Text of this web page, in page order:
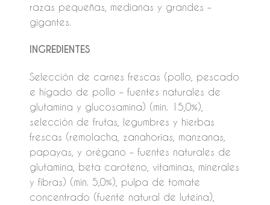
razas pequeñas, medianas y grandes –
gigantes.
INGREDIENTES
Selección de carnes frescas (pollo, pescado
e hígado de pollo – fuentes naturales de
glutamina y glucosamina) (min. 15,0%),
selección de frutas, legumbres y hierbas
frescas (remolacha, zanahorias, manzanas,
papayas, y orégano – fuentes naturales de
glutamina, beta caroteno, vitaminas, minerales
y fibras) (min. 5,0%), pulpa de tomate
concentrado (fuente natural de luteína),